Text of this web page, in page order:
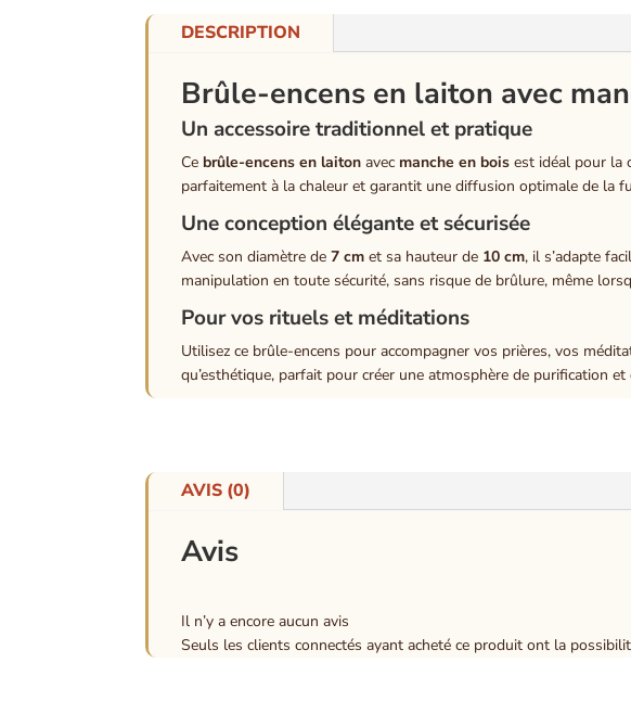
DESCRIPTION
Brûle-encens en laiton avec
Un accessoire traditionnel et pratique
Ce brûle-encens en laiton avec manche en bois est idéal pour la
parfaitement à la chaleur et garantit une diffusion optimale de la
Une conception élégante et sécurisée
Avec son diamètre de7 cm et sa hauteur de 10 cm, il s’adapte
manipulation en toute sécurité, sans risque de brûlure, même
Pour vos rituels et méditations
Utilisez ce brûle-encens pour accompagner vos prières, vos
qu’esthétique, parfait pour créer une atmosphère de purification et
AVIS (0)
Avis
Il n’y a encore aucun avis
Seuls les clients connectés ayant acheté ce produit ont la